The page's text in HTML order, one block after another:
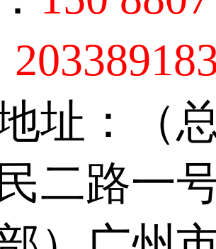
址：（
二路一